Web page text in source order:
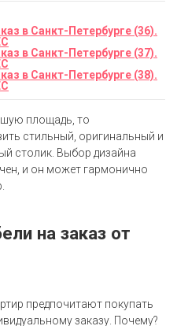
площадь, то
стильный, оригинальный и
столик. Выбор дизайна
и он может гармонично
на заказ от
предпочитают покупать
заказу. Почему?